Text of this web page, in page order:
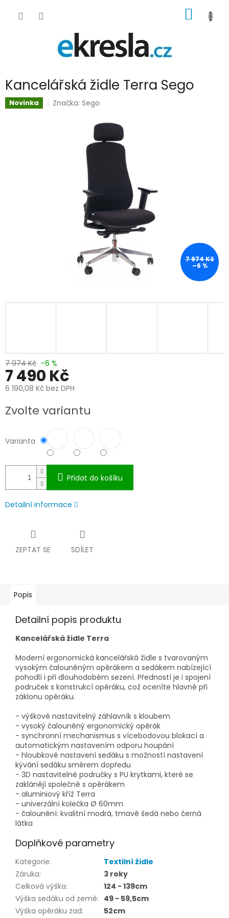
KOŠÍK
Kancelářská židle Terra Sego
Novinka Značka:Sego
7 974 Kč
–6 %
7 974 Kč –6 %
7 490 Kč
6 190,08 Kč bez DPH
cena:
Zvolte variantu
Varianta
Přidat do košíku
Detailní informace
ZEPTAT SE SDÍLET
Popis
Detailní popis produktu
Kancelářská židle Terra
Moderní ergonomická kancelářská židle s tvarovaným
vysokým čalouněným opěrákem a sedákem nabízející
pohodlí i při dlouhodobém sezení. Předností je i spojení
područek s konstrukcí opěráku, což oceníte hlavně při
záklonu opěráku.
- výškově nastavitelný záhlavník s kloubem
- vysoký čalouněný ergonomický opěrák
- synchronní mechanismus s vícebodovou blokací a
automatickým nastavením odporu houpání
- hloubkové nastavení sedáku s možností nastavení
kývání sedáku směrem dopředu
- 3D nastavitelné područky s PU krytkami, které se
zaklánějí společně s opěrákem
- aluminiový kříž Terra
- univerzální kolečka Ø 60mm
- čalounění: kvalitní modrá, tmavě šedá nebo černá
látka
Doplňkové parametry
Kategorie:
Textilní židle
Záruka:
3 roky
Celková výška:
124 - 139cm
Výška sedáku od země: 49 - 59,5cm
Výška opěráku zad: 52cm